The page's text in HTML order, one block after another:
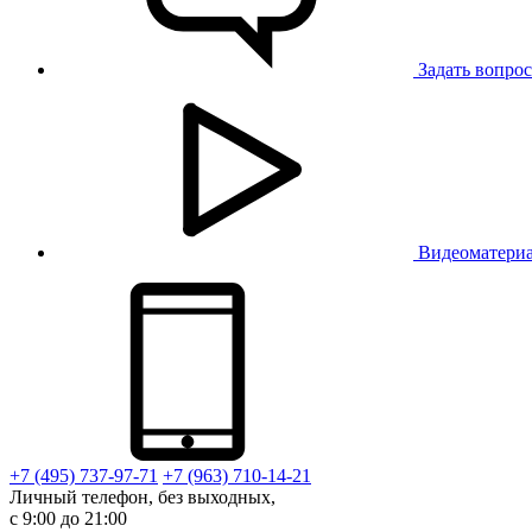
Задать вопрос
+7 (495) 737-97-71 +7 (963) 710-14-21
Личный телефон, без выходных,
с 9:00 до 21:00